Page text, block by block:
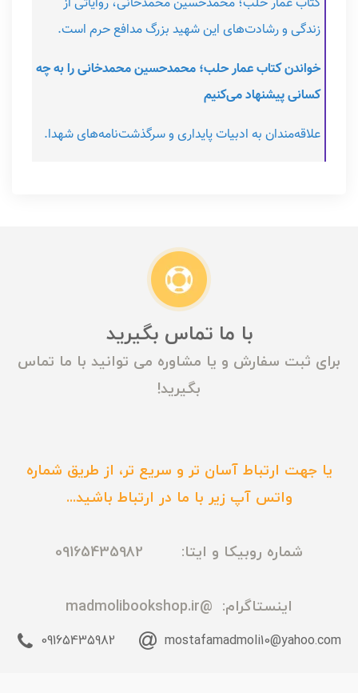
زندگی و رشادت‌های این شهید بزرگ مدافع حرم است.
خواندن کتاب عمار حلب؛ محمدحسین محمدخانی را به چه
کسانی پیشنهاد می‌کنیم
علاقه‌مندان به ادبیات پایداری و سرگذشت‌نامه‌های شهدا.
با ما تماس بگیرید
برای ثبت سفارش و یا مشاوره می توانید با ما تماس
بگیرید!
یا جهت ارتباط آسان تر و سریع تر، از طریق شماره
واتس آپ زیر با ما در ارتباط باشید...
شماره روبیکا و ایتا: 09165435982
اینستاگرام: @madmolibookshop.ir
mostafamadmoli10@yahoo.com
09165435982